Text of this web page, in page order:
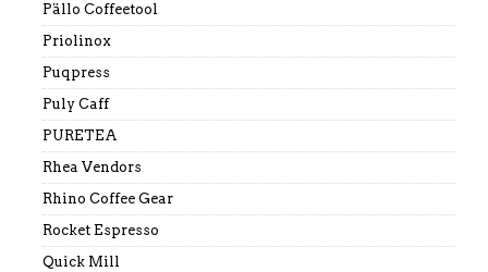
Pällo Coffeetool
Priolinox
Puqpress
Puly Caff
PURETEA
Rhea Vendors
Rhino Coffee Gear
Rocket Espresso
Quick Mill